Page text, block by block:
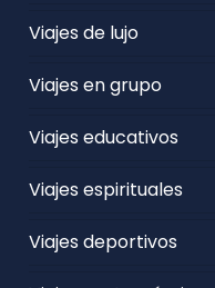
Viajes de lujo
Viajes en grupo
Viajes educativos
Viajes espirituales
Viajes deportivos